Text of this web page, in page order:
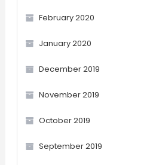
February 2020
January 2020
December 2019
November 2019
October 2019
September 2019